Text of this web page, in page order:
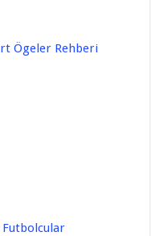
Ögeler Rehberi
Futbolcular